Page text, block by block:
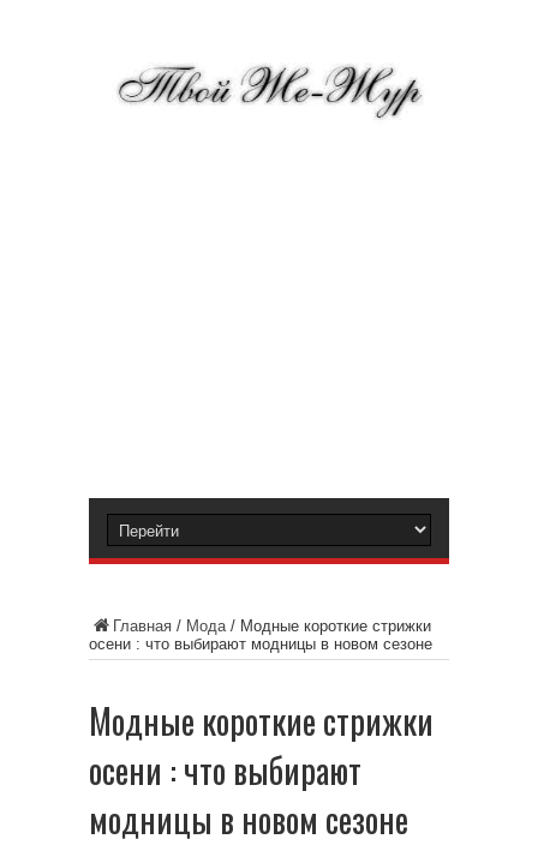
Главная / Мода/ Модные короткие стрижки
осени : что выбирают модницы в новом сезоне
Модные короткие стрижки
осени : что выбирают
модницы в новом сезоне